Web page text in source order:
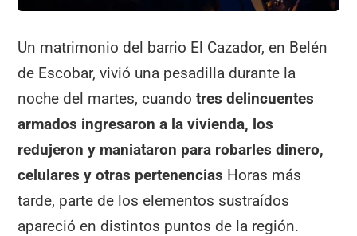
Un matrimonio del barrio El Cazador, en Belén
de Escobar, vivió una pesadilla durante la
noche del martes, cuandotres delincuentes
armados ingresaron a la vivienda, los
redujeron y maniataron para robarles dinero,
celulares y otras pertenencias Horas más
tarde, parte de los elementos sustraídos
apareció en distintos puntos de la región.